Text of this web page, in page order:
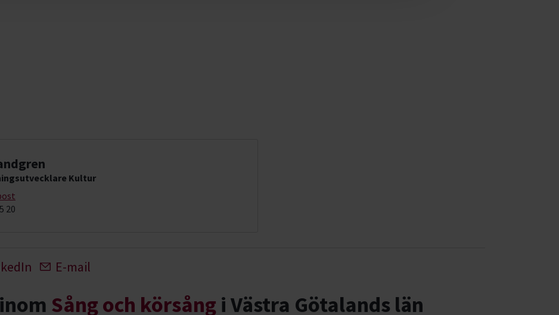
Kultur
20
E-mail
Sång och körsång i Västra Götalands län